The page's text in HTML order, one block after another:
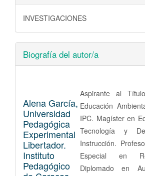
INVESTIGACIONES
Biografía del autor/a
Alena García,
Universidad
Pedagógica
Experimental
Libertador.
Instituto
Pedagógico
Aspirante al
Educación
IPC. Magíster en
Tecnología y
Instrucción.
Especial en
Diplomado en